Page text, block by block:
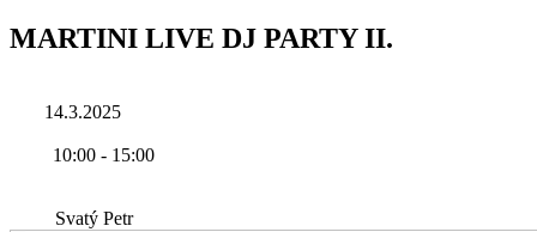
MARTINI LIVE DJ PARTY II.
14.3.2025
10:00 - 15:00
Svatý Petr